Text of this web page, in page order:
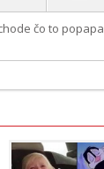
čo to